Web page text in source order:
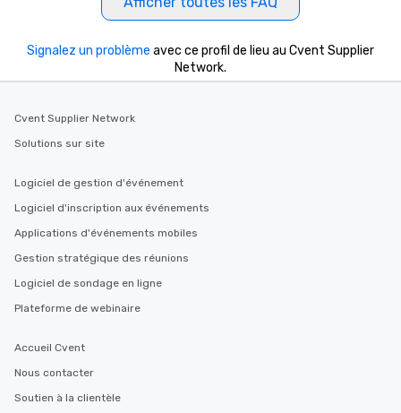
Signalez un problème avec ce profil de lieu au Cvent Supplier
Network.
Cvent Supplier Network
Solutions sur site
Logiciel de gestion d'événement
Logiciel d'inscription aux événements
Applications d'événements mobiles
Gestion stratégique des réunions
Logiciel de sondage en ligne
Plateforme de webinaire
Accueil Cvent
Nous contacter
Soutien à la clientèle